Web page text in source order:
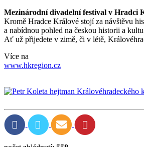
Mezinárodní divadelní festival v Hradci
Kromě Hradce Králové stojí za návštěvu
a nabídnou pohled na českou historii a
Ať už přijedete v zimě, či v létě,
Více na
www.hkregion.cz